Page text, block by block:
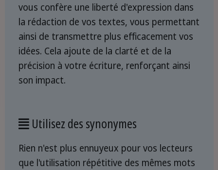
vous confère une liberté d'expression dans
la rédaction de vos textes, vous permettant
ainsi de transmettre plus efficacement vos
idées. Cela ajoute de la clarté et de la
précision à votre écriture, renforçant ainsi
son impact.
Utilisez des synonymes
Rien n'est plus ennuyeux pour vos lecteurs
que l'utilisation répétitive des mêmes mots